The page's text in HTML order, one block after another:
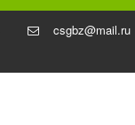
csgbz@mail.ru